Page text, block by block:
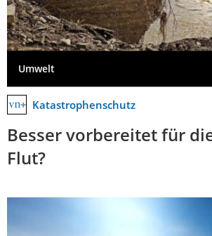
Umwelt
Katastrophenschutz
Besser vorbereitet für
Flut?